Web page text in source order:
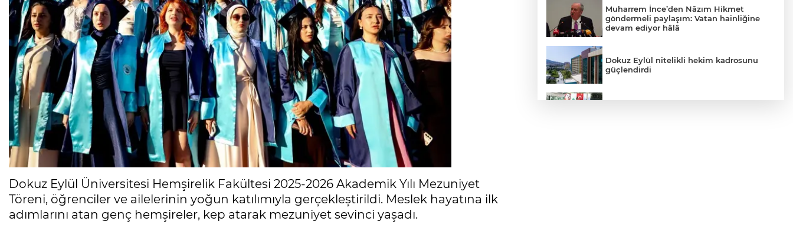
Dokuz Eylül Üniversitesi Hemşirelik Fakültesi 2025-2026 Akademik Yılı Mezuniyet
Töreni, öğrenciler ve ailelerinin yoğun katılımıyla gerçekleştirildi. Meslek hayatına ilk
adımlarını atan genç hemşireler, kep atarak mezuniyet sevinci yaşadı.
Muharrem İnce’den Nâzım Hikmet
göndermeli paylaşım: Vatan hainliğine
devam ediyor hâlâ
Dokuz Eylül nitelikli hekim kadrosunu
güçlendirdi